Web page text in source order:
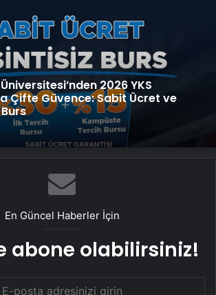
2026 YKS
Çifte Güvence: Sabit Ücret ve
En Güncel Haberler İçin
abone olabilirsiniz!